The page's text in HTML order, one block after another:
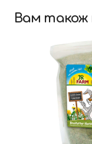
Вам також